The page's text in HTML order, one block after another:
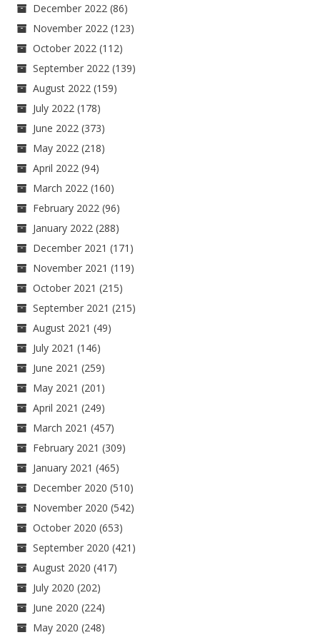
December 2022 (86)
November 2022 (123)
October 2022 (112)
September 2022 (139)
August 2022 (159)
July 2022 (178)
June 2022 (373)
May 2022 (218)
April 2022 (94)
March 2022 (160)
February 2022 (96)
January 2022 (288)
December 2021 (171)
November 2021 (119)
October 2021 (215)
September 2021 (215)
August 2021 (49)
July 2021 (146)
June 2021 (259)
May 2021 (201)
April 2021 (249)
March 2021 (457)
February 2021 (309)
January 2021 (465)
December 2020 (510)
November 2020 (542)
October 2020 (653)
September 2020 (421)
August 2020 (417)
July 2020 (202)
June 2020 (224)
May 2020 (248)